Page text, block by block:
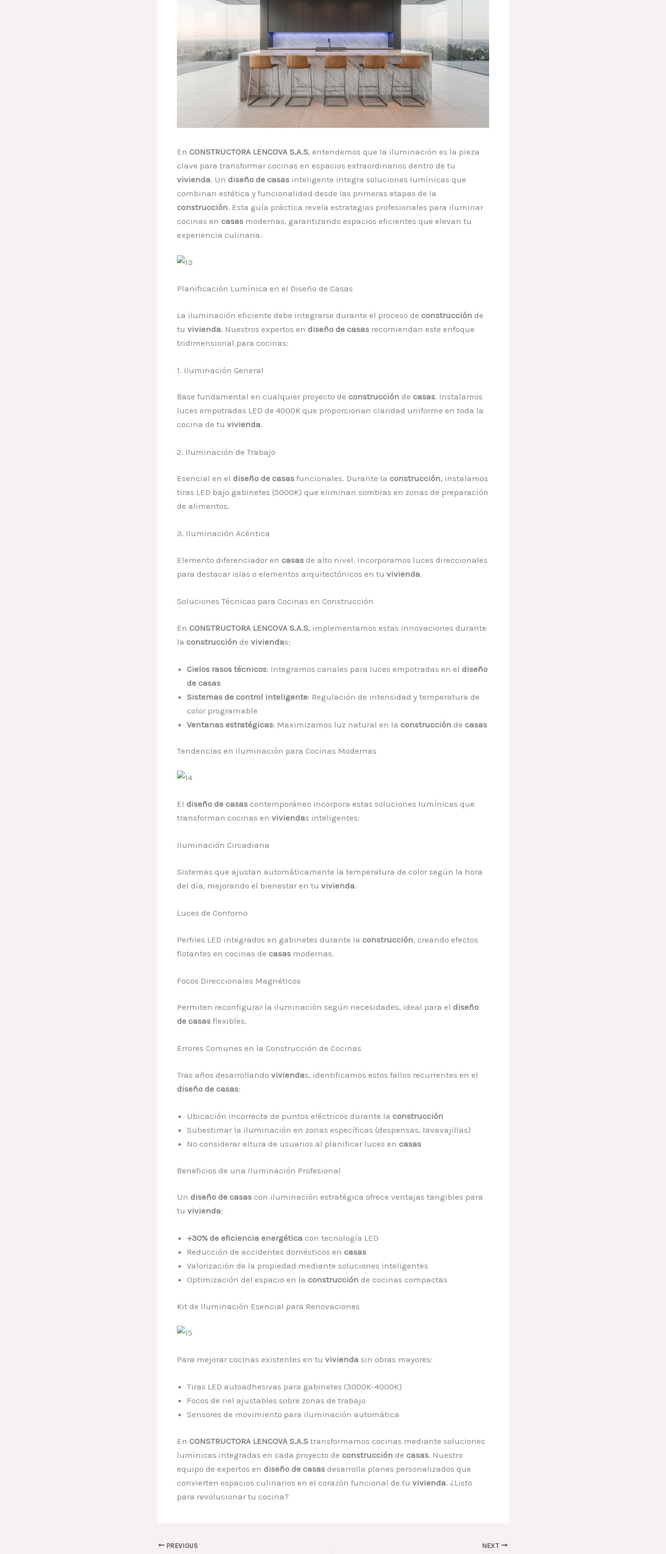
En CONSTRUCTORA LENCOVA S.A.S, entendemos que la iluminación es la pieza
clave para transformar cocinas en espacios extraordinarios dentro de tu
vivienda. Un diseño de casas inteligente integra soluciones lumínicas que
combinan estética y funcionalidad desde las primeras etapas de la
construcción. Esta guía práctica revela estrategias profesionales para iluminar
cocinas en casas modernas, garantizando espacios eficientes que elevan tu
experiencia culinaria.
Planificación Lumínica en el Diseño de Casas
La iluminación eficiente debe integrarse durante el proceso de construcción de
tu vivienda. Nuestros expertos en diseño de casas recomiendan este enfoque
tridimensional para cocinas:
1. Iluminación General
Base fundamental en cualquier proyecto de construcción de casas. Instalamos
luces empotradas LED de 4000K que proporcionan claridad uniforme en toda la
cocina de tu vivienda.
2. Iluminación de Trabajo
Esencial en el diseño de casas funcionales. Durante la construcción, instalamos
tiras LED bajo gabinetes (5000K) que eliminan sombras en zonas de preparación
de alimentos.
3. Iluminación Acéntica
Elemento diferenciador en casas de alto nivel. Incorporamos luces direccionales
para destacar islas o elementos arquitectónicos en tu vivienda.
Soluciones Técnicas para Cocinas en Construcción
En CONSTRUCTORA LENCOVA S.A.S, implementamos estas innovaciones durante
la construcción de viviendas:
Cielos rasos técnicos: Integramos canales para luces empotradas en el diseño
de casas
Sistemas de control inteligente: Regulación de intensidad y temperatura de
color programable
Ventanas estratégicas: Maximizamos luz natural en la construcción de casas
Tendencias en Iluminación para Cocinas Modernas
El diseño de casas contemporáneo incorpora estas soluciones lumínicas que
transforman cocinas en viviendas inteligentes:
Iluminación Circadiana
Sistemas que ajustan automáticamente la temperatura de color según la hora
del día, mejorando el bienestar en tu vivienda.
Luces de Contorno
Perfiles LED integrados en gabinetes durante la construcción, creando efectos
flotantes en cocinas de casas modernas.
Focos Direccionales Magnéticos
Permiten reconfigurar la iluminación según necesidades, ideal para el diseño
de casas flexibles.
Errores Comunes en la Construcción de Cocinas
Tras años desarrollando viviendas, identificamos estos fallos recurrentes en el
diseño de casas:
Ubicación incorrecta de puntos eléctricos durante la construcción
Subestimar la iluminación en zonas específicas (despensas, lavavajillas)
No considerar altura de usuarios al planificar luces en casas
Beneficios de una Iluminación Profesional
Un diseño de casas con iluminación estratégica ofrece ventajas tangibles para
tu vivienda:
+30% de eficiencia energética con tecnología LED
Reducción de accidentes domésticos en casas
Valorización de la propiedad mediante soluciones inteligentes
Optimización del espacio en la construcción de cocinas compactas
Kit de Iluminación Esencial para Renovaciones
Para mejorar cocinas existentes en tu vivienda sin obras mayores:
Tiras LED autoadhesivas para gabinetes (3000K-4000K)
Focos de riel ajustables sobre zonas de trabajo
Sensores de movimiento para iluminación automática
En CONSTRUCTORA LENCOVA S.A.S transformamos cocinas mediante soluciones
lumínicas integradas en cada proyecto de construcción de casas. Nuestro
equipo de expertos en diseño de casas desarrolla planes personalizados que
convierten espacios culinarios en el corazón funcional de tu vivienda. ¿Listo
para revolucionar tu cocina?
PREVIOUS NEXT